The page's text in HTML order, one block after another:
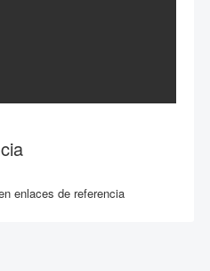
enlaces de referencia